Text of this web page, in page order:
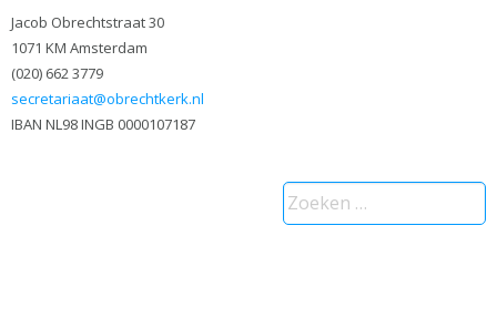
Jacob Obrechtstraat 30
1071 KM Amsterdam
(020) 662 3779
secretariaat@obrechtkerk.nl
IBAN NL98 INGB 0000107187
Zoeken
naar: